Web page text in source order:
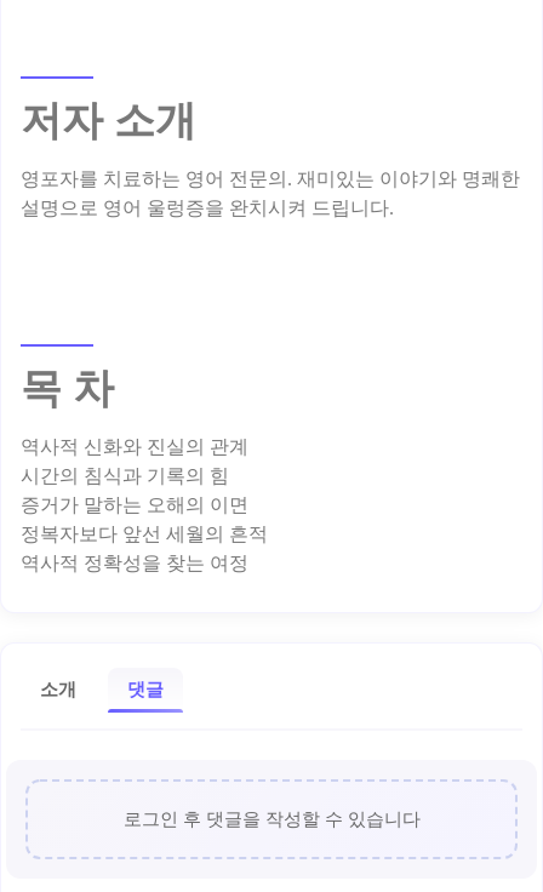
저자 소개
영포자를 치료하는 영어 전문의. 재미있는 이야기와 명쾌한
목 차
역사적 신화와 진실의 관계
시간의 침식과 기록의 힘
증거가 말하는 오해의 이면
정복자보다 앞선 세월의 흔적
소개 댓글
로그인 후 댓글을 작성할 수 있습니다